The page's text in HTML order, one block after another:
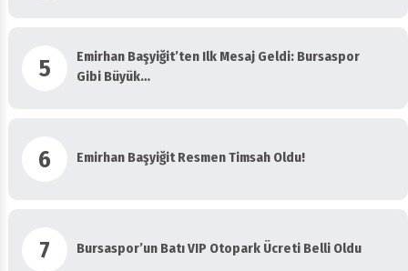
5
Emirhan Başyiğit’ten Ilk Mesaj Geldi: Bursaspor
Gibi Büyük…
6 Emirhan Başyiğit Resmen Timsah Oldu!
7 Bursaspor’un Batı VIP Otopark Ücreti Belli Oldu